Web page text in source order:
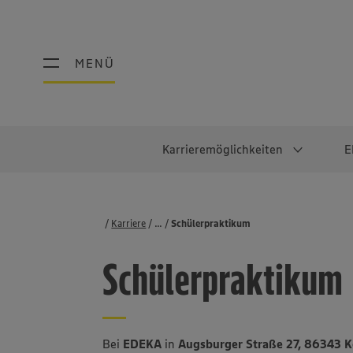
MENÜ
MENÜ
Karrieremöglichkeiten
Schülerpraktikum Abschlussarbeiten
Faires Gehalt
Diversität Lager & Logistik
Karriere Stellenbörse
Schülerpraktikum
...
Schülerpraktikum
Bei EDEKA inAugsburger Straße 27, 86343